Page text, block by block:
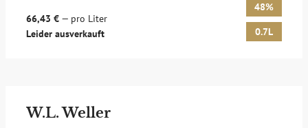
66,43 € — pro Liter
Leider ausverkauft
48%
0.7L
W.L. Weller